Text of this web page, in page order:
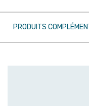
PRODUITS